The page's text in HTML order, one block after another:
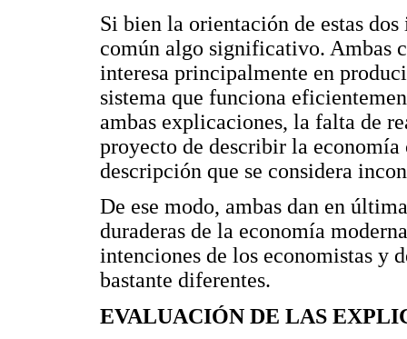
Si bien la orientación de estas
común algo significativo. Ambas
interesa principalmente en
sistema que funciona
ambas explicaciones, la falta de
proyecto de describir la
descripción que se considera
De ese modo, ambas dan en
duraderas de la economía
intenciones de los economistas y
bastante diferentes.
EVALUACIÓN DE LAS